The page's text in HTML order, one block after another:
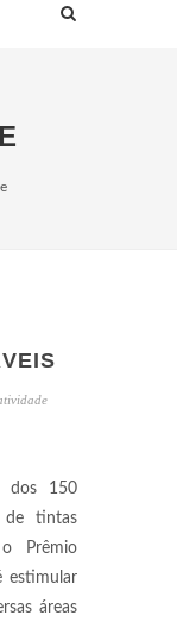
dos 150
de tintas
Prêmio
estimular
áreas